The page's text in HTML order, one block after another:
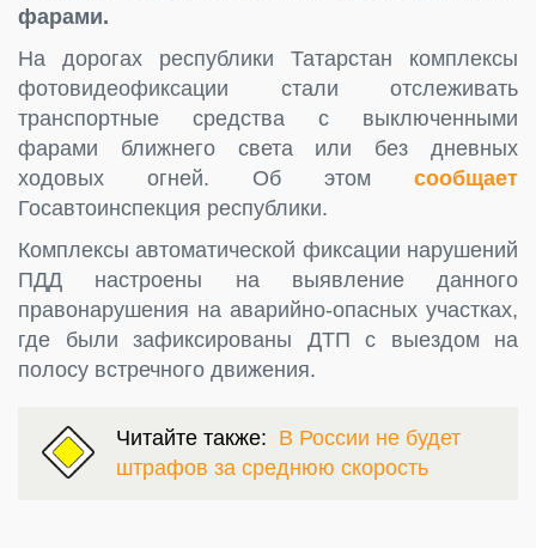
фарами.
На дорогах республики Татарстан комплексы
фотовидеофиксации стали отслеживать
транспортные средства с выключенными
фарами ближнего света или без дневных
ходовых огней. Об этом сообщает
Госавтоинспекция республики.
Комплексы автоматической фиксации нарушений
ПДД настроены на выявление данного
правонарушения на аварийно-опасных участках,
где были зафиксированы ДТП с выездом на
полосу встречного движения.
Читайте также: В России не будет
штрафов за среднюю скорость